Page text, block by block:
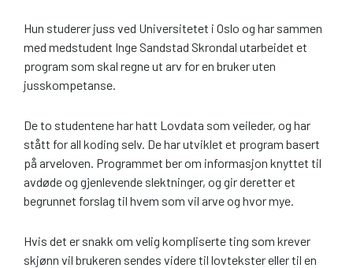
Hun studerer juss ved Universitetet i Oslo og har sammen
med medstudent Inge Sandstad Skrondal utarbeidet et
program som skal regne ut arv for en bruker uten
jusskompetanse.
De to studentene har hatt Lovdata som veileder, og har
stått for all koding selv. De har utviklet et program basert
på arveloven. Programmet ber om informasjon knyttet til
avdøde og gjenlevende slektninger, og gir deretter et
begrunnet forslag til hvem som vil arve og hvor mye.
Hvis det er snakk om velig kompliserte ting som krever
skjønn vil brukeren sendes videre til lovtekster eller til en